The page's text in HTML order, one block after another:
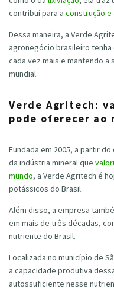
contribui para a construção e
Dessa maneira, a Verde
agronegócio brasileiro
cada vez mais e mantendo a
mundial.
Verde Agritech:
pode oferecer ao
Fundada em 2005, a partir
da indústria mineral que
mundo, a Verde Agritech é
potássicos do Brasil.
Além disso, a empresa
em mais de três décadas,
nutriente do Brasil.
Localizada no município de
a capacidade produtiva
autossuficiente nesse